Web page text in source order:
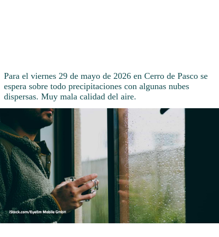
Para el viernes 29 de mayo de 2026 en Cerro de Pasco se
espera sobre todo precipitaciones con algunas nubes
dispersas. Muy mala calidad del aire.